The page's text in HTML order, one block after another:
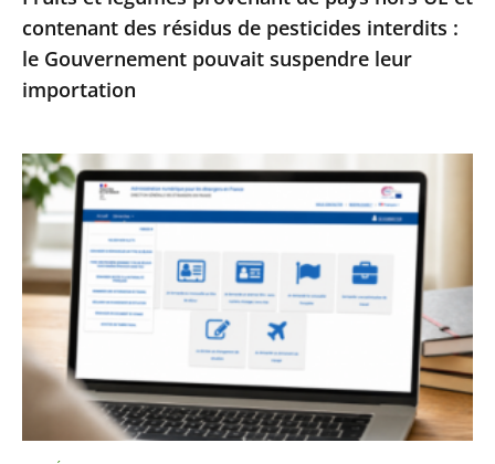
pesticides
interdits
:
Gouvernement
pouvait
suspendre
leur
importation
contenant des résidus de pesticides interdits :
le Gouvernement pouvait suspendre leur
importation
Services
publics
le
Conseil
d’État
enjoint
l’État
de